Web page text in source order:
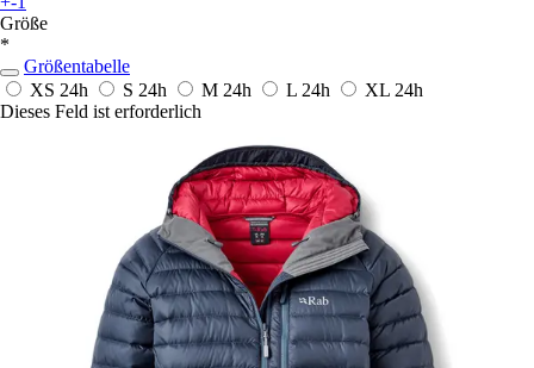
Größe
*
Größentabelle
XS 24h S 24h M 24h L 24h XL 24h
Dieses Feld ist erforderlich